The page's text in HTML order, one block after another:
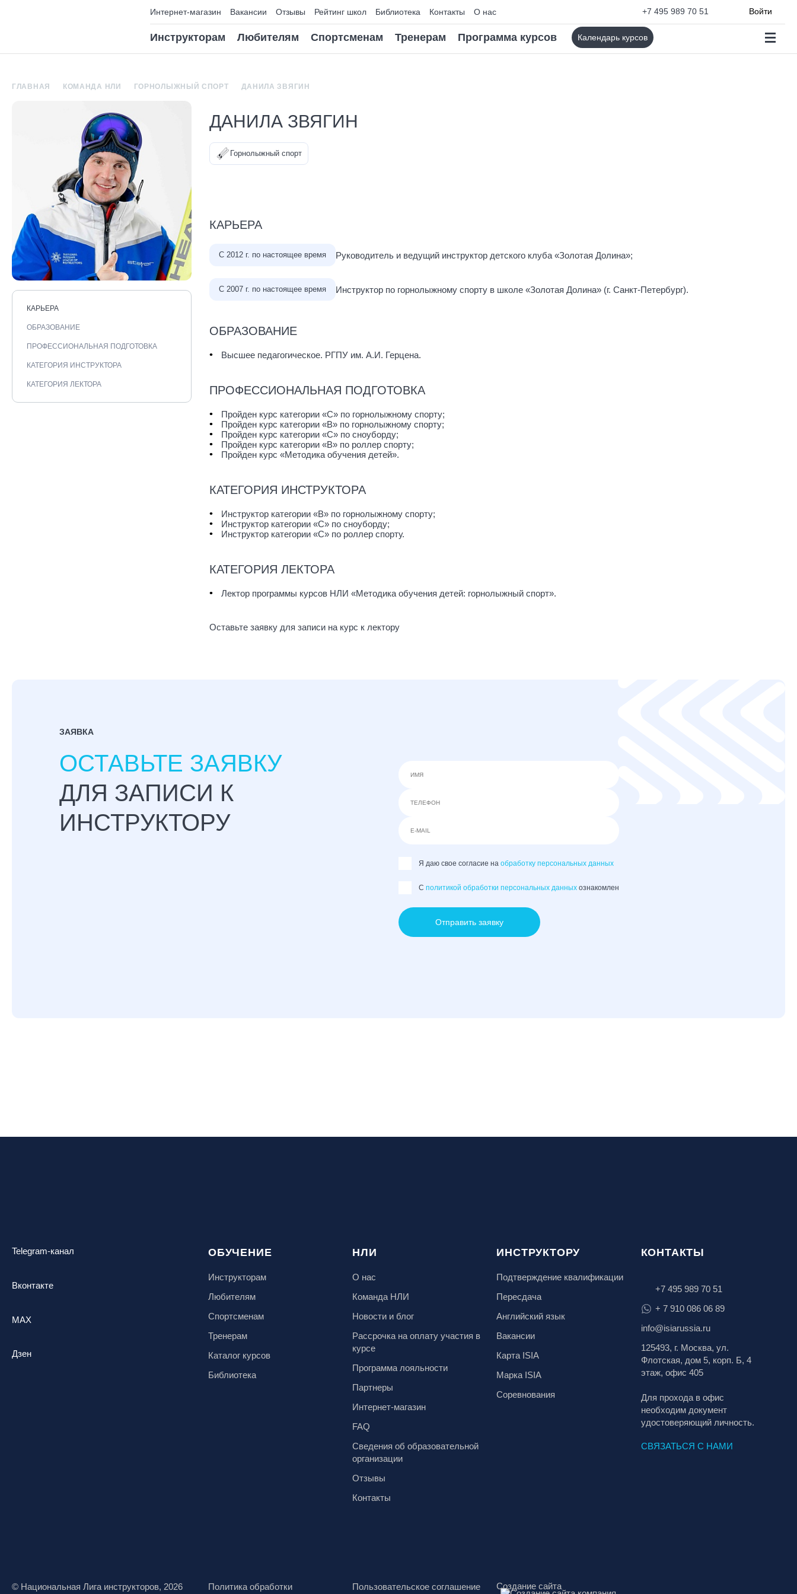
Интернет-магазин Вакансии Отзывы Рейтинг школ Библиотека Контакты О нас +7 495 989 70 51 Войти
Инструкторам Любителям Спортсменам Тренерам Программа курсов Календарь курсов
ГЛАВНАЯ КОМАНДА НЛИ ГОРНОЛЫЖНЫЙ СПОРТ ДАНИЛА ЗВЯГИН
КАРЬЕРА
ОБРАЗОВАНИЕ
ПРОФЕССИОНАЛЬНАЯ ПОДГОТОВКА
КАТЕГОРИЯ ИНСТРУКТОРА
КАТЕГОРИЯ ЛЕКТОРА
ДАНИЛА ЗВЯГИН
Горнолыжный спорт
КАРЬЕРА
С 2012 г. по настоящее время Руководитель и ведущий инструктор детского клуба «Золотая Долина»;
С 2007 г. по настоящее время Инструктор по горнолыжному спорту в школе «Золотая Долина» (г. Санкт-Петербург).
ОБРАЗОВАНИЕ
Высшее педагогическое. РГПУ им. А.И. Герцена.
ПРОФЕССИОНАЛЬНАЯ ПОДГОТОВКА
Пройден курс категории «С» по горнолыжному спорту;
Пройден курс категории «B» по горнолыжному спорту;
Пройден курс категории «С» по сноуборду;
Пройден курс категории «B» по роллер спорту;
Пройден курс «Методика обучения детей».
КАТЕГОРИЯ ИНСТРУКТОРА
Инструктор категории «B» по горнолыжному спорту;
Инструктор категории «С» по сноуборду;
Инструктор категории «С» по роллер спорту.
КАТЕГОРИЯ ЛЕКТОРА
Лектор программы курсов НЛИ «Методика обучения детей: горнолыжный спорт».
Оставьте заявку для записи на курс к лектору
ЗАЯВКА
ОСТАВЬТЕ ЗАЯВКУ
ДЛЯ ЗАПИСИ К
ИНСТРУКТОРУ
Я даю свое согласие на обработку персональных данных
C политикой обработки персональных данных ознакомлен
Отправить заявку
Telegram-канал
Вконтакте
MAX
Дзен
ОБУЧЕНИЕ
Инструкторам
Любителям
Спортсменам
Тренерам
Каталог курсов
Библиотека
НЛИ
О нас
Команда НЛИ
Новости и блог
Рассрочка на оплату участия в
курсе
Программа лояльности
Партнеры
Интернет-магазин
FAQ
Сведения об образовательной
организации
Отзывы
Контакты
ИНСТРУКТОРУ
Подтверждение квалификации
Пересдача
Английский язык
Вакансии
Карта ISIA
Марка ISIA
Соревнования
КОНТАКТЫ
+7 495 989 70 51
+ 7 910 086 06 89
info@isiarussia.ru
125493, г. Москва, ул.
Флотская, дом 5, корп. Б, 4
этаж, офис 405
Для прохода в офис
необходим документ
удостоверяющий личность.
СВЯЗАТЬСЯ С НАМИ
© Национальная Лига инструкторов, 2026
Политика обработки
Пользовательское соглашение Создание сайта